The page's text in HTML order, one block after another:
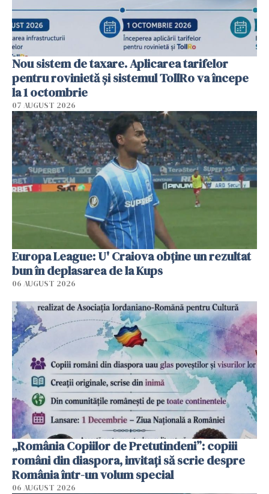
Nou sistem de taxare. Aplicarea tarifelor
pentru rovinietă şi sistemul TollRo va începe
la 1 octombrie
07 AUGUST 2026
Europa League: U' Craiova obține un rezultat
bun în deplasarea de la Kups
06 AUGUST 2026
„România Copiilor de Pretutindeni”: copiii
români din diaspora, invitați să scrie despre
România într-un volum special
06 AUGUST 2026